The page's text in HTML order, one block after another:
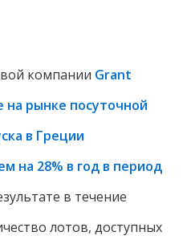
компании Grant
рынке посуточной
в Греции
на 28% в год в период
в течение
лотов, доступных